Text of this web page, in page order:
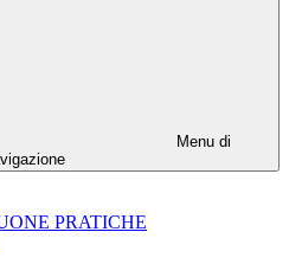
Menu di
PRATICHE